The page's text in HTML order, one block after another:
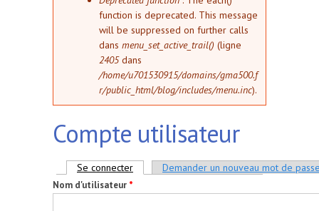
function is deprecated. This message
will be suppressed on further calls
dans menu_set_active_trail() (ligne
2405dans
/home/u701530915/domains/gma500.f
r/public_html/blog/includes/menu.inc).
Compte utilisateur
Onglets principaux
Se connecter (onglet actif)Demander un nouveau mot de
Nom d'utilisateur *